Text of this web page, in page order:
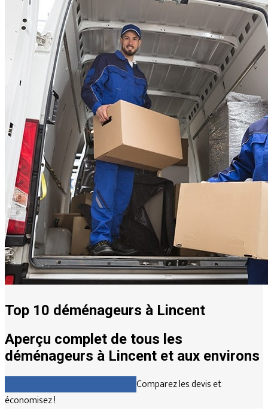
Top 10 déménageurs à Lincent
Aperçu complet de tous les
déménageurs à Lincent et aux environs
Comparez les devis et
économisez !